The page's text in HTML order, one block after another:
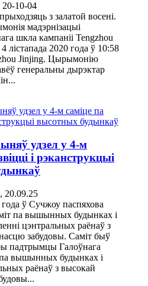
20-10-04
з залатой восені.
мадэрнізацыі
шкла кампаніі Tengzhou
лістапада 2020 года ў 10:58
Jinjing. Цырымонію
генеральны дырэктар
удзел у 4-м
і рэканструкцыі
20.09.25
ў Сучжоу паспяхова
па вышынных будынках і
цэнтральных раёнаў з
забудовы. Саміт быў
падтрымцы Галоўнага
па вышынных будынках і
раёнаў з высокай